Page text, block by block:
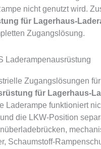
nicht genutzt wird.
für Lagerhaus-
Zugangslösung.
Laderampenausrüstung
Zugangslösungen
für Lagerhaus-
Laderampe funktioniert
die LKW-Position
Schaumstoff-